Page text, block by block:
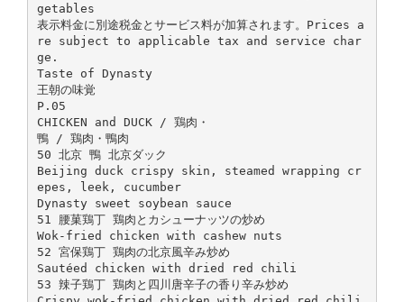
getables
表示料金に別途税金とサービス料が加算されます。Prices a
re subject to applicable tax and service char
ge.
Taste of Dynasty
王朝の味覚
P.05
CHICKEN and DUCK / 鶏肉・
鴨 / 鶏肉・鴨肉
50 北京 鴨 北京ダック
Beijing duck crispy skin, steamed wrapping cr
epes, leek, cucumber
Dynasty sweet soybean sauce
51 腰菓鶏丁 鶏肉とカシューナッツの炒め
Wok-fried chicken with cashew nuts
52 宮保鶏丁 鶏肉の北京風辛み炒め
Sautéed chicken with dried red chili
53 辣子鶏丁 鶏肉と四川唐辛子の香り辛み炒め